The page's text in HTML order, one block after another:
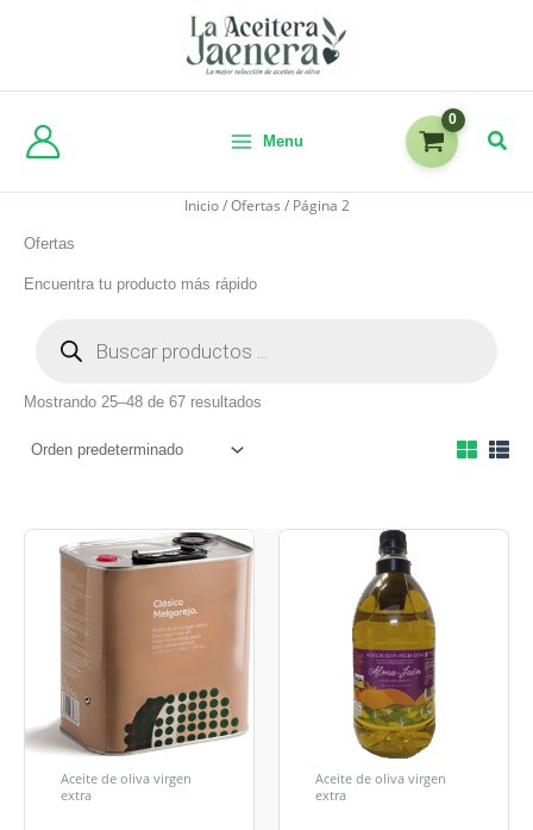
Menu
Inicio/Ofertas / Página 2
Ofertas
Encuentra tu producto más rápido
Mostrando 25–48 de 67 resultados
Aceite de oliva virgen
extra
Aceite de oliva virgen
extra